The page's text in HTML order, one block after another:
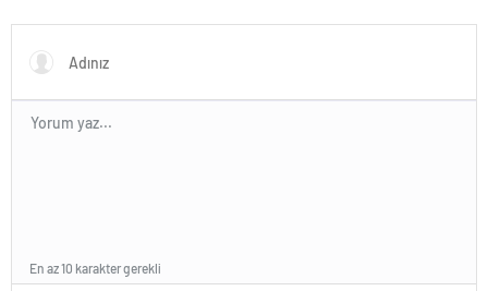
dert ettikleri kadar suyun
En az 10 karakter gerekli